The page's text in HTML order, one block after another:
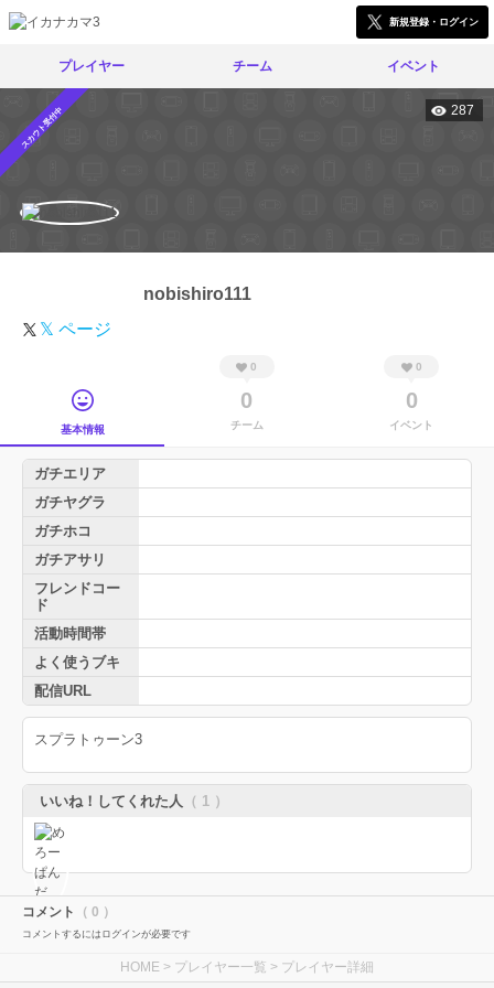
新規登録・ログイン
プレイヤー チーム イベント
スカウト受付中 287
nobishiro111
𝕏 ページ
基本情報
0
0
チーム
0
0
イベント
ガチエリア
ガチヤグラ
ガチホコ
ガチアサリ
フレンドコー
ド
活動時間帯
よく使うブキ
配信URL
スプラトゥーン3
いいね！してくれた人 （ 1 ）
コメント （ 0 ）
コメントするにはログインが必要です
HOME > プレイヤー一覧 > プレイヤー詳細